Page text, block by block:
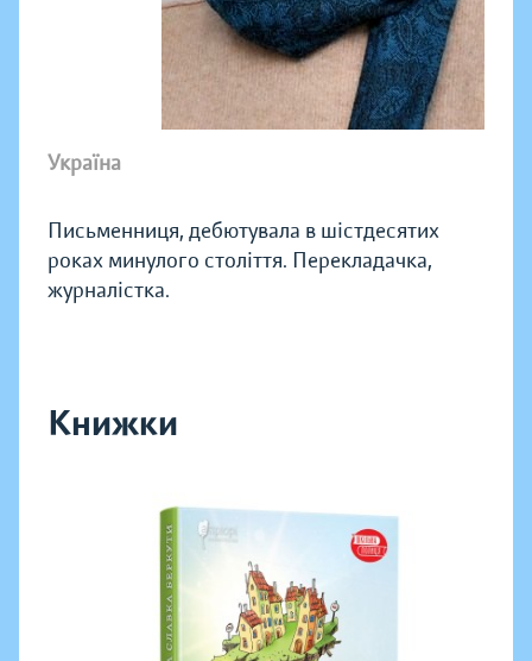
Україна
Письменниця, дебютувала в шістдесятих
роках минулого століття. Перекладачка,
журналістка.
Книжки